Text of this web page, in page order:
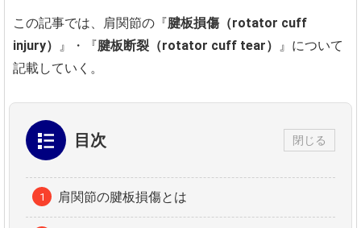
この記事では、肩関節の『腱板損傷（rotator cuff
injury） 』・『腱板断裂（rotator cuff tear） 』について
記載していく。
目次 閉じる
肩関節の腱板損傷とは